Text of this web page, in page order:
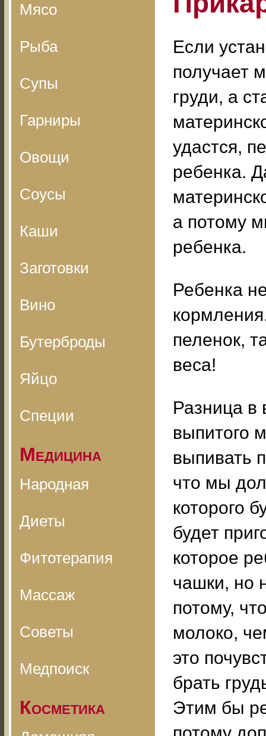
Мясо
Рыба
Супы
Гарниры
Овощи
Соусы
Каши
Заготовки
Вино
Бутерброды
Яйцо
Специи
Медицина
Народная
Диеты
Фитотерапия
Массаж
Советы
Медпоиск
Косметика
Если
получает
груди, а
удастся,
ребенка.
а потому
ребенка.
Ребенка
пеленок,
веса!
Разница в
выпитого
выпивать
что мы
которого
будет
которое
чашки, но
потому,
молоко,
это
брать
Этим бы